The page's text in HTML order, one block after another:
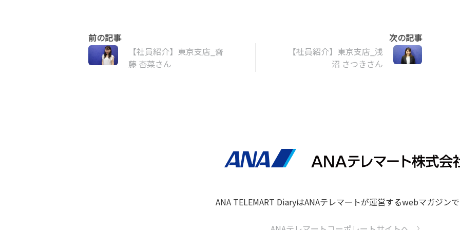
【社員紹介】東京支店_齋
藤 杏菜さん
【社員紹介】東京支店_浅
沼 さつきさん
ANA TELEMART DiaryはANAテレマートが運営するwebマガジン